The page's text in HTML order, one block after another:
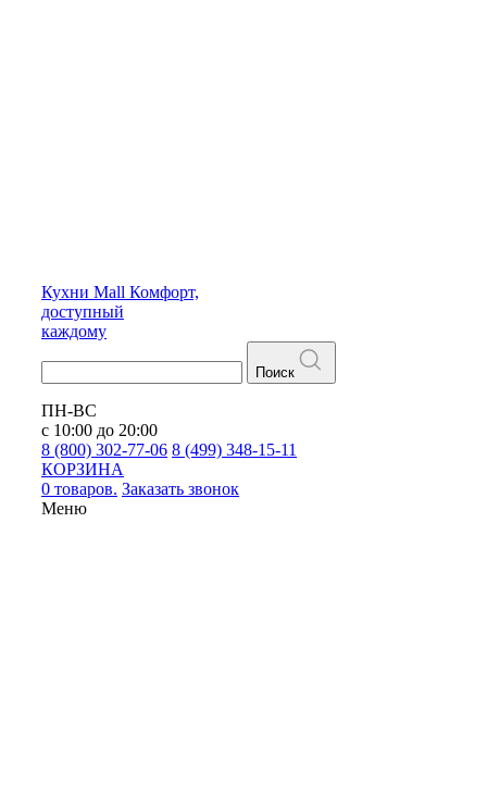
Кухни Mall Комфорт,
доступный
каждому
Поиск
ПН-ВС
с 10:00 до 20:00
8 (800) 302-77-06 8 (499) 348-15-11
КОРЗИНА
0 товаров. Заказать звонок
Меню